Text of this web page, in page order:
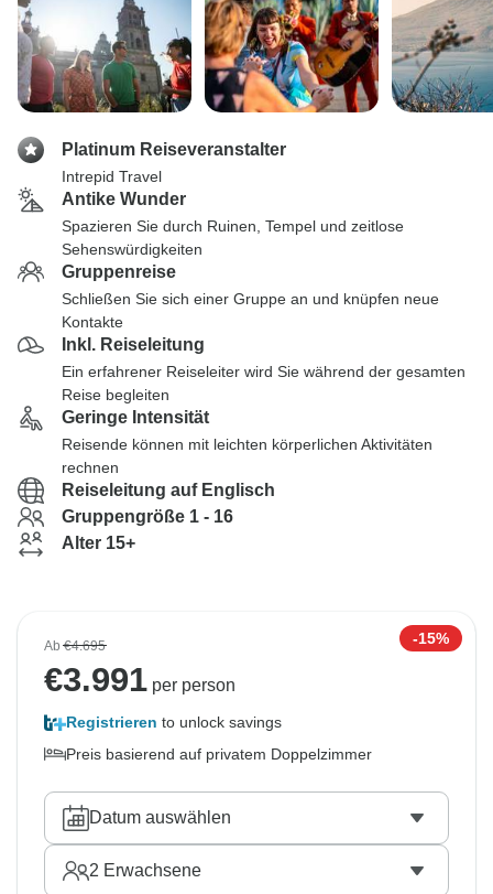
Platinum Reiseveranstalter
Intrepid Travel
Antike Wunder
Spazieren Sie durch Ruinen, Tempel und zeitlose
Sehenswürdigkeiten
Gruppenreise
Schließen Sie sich einer Gruppe an und knüpfen neue
Kontakte
Inkl. Reiseleitung
Ein erfahrener Reiseleiter wird Sie während der gesamten
Reise begleiten
Geringe Intensität
Reisende können mit leichten körperlichen Aktivitäten
rechnen
Reiseleitung auf Englisch
Gruppengröße 1 - 16
Alter 15+
Ab€4.695 -15%
€3.991 per person
Registrieren to unlock savings
Preis basierend auf privatem Doppelzimmer
Datum auswählen
2 Erwachsene